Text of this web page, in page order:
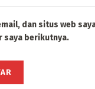
dan situs web
saya berikutnya.